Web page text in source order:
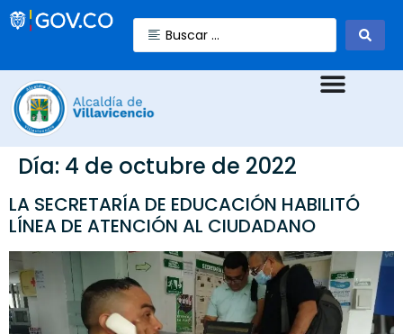
Día: 4 de octubre de 2022
LA SECRETARÍA DE EDUCACIÓN HABILITÓ
LÍNEA DE ATENCIÓN AL CIUDADANO